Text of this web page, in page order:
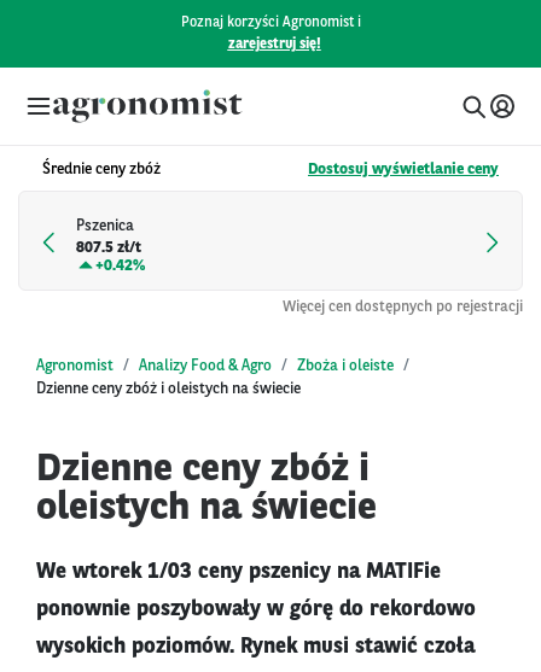
Poznaj korzyści Agronomist i
zarejestruj się!
Średnie ceny zbóż Dostosuj wyświetlanie ceny
Pszenica
807.5 zł/t
+0.42%
Więcej cen dostępnych po rejestracji
Agronomist Analizy Food & Agro
Zboża i oleiste
Dzienne ceny zbóż i oleistych na świecie
Dzienne ceny zbóż i
oleistych na świecie
We wtorek 1/03 ceny pszenicy na MATIFie
ponownie poszybowały w górę do rekordowo
wysokich poziomów. Rynek musi stawić czoła